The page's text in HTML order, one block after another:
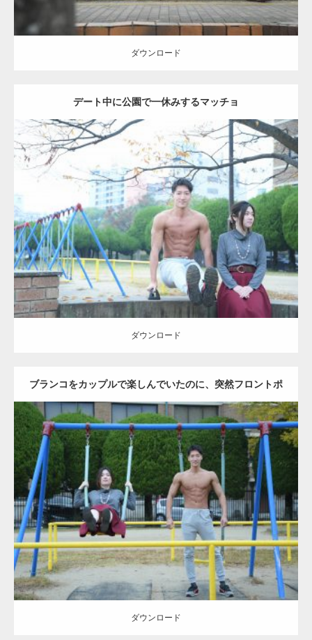
ダウンロード
デート中に公園で一休みするマッチョ
Update:2021.07.6
Category:公園のマッチョ その他 AKIHITO(細マッチョ) 腹筋
ダウンロード
ダウンロード
ブランコをカップルで楽しんでいたのに、突然フロントポ
ーズをするマッチョ
Update: 2021.07.6
Category:公園のマッチョ その他 AKIHITO(細マッチョ) 腹筋 大胸筋
ダウンロード
ダウンロード